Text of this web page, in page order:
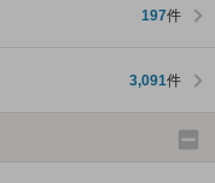
197件
3,091件